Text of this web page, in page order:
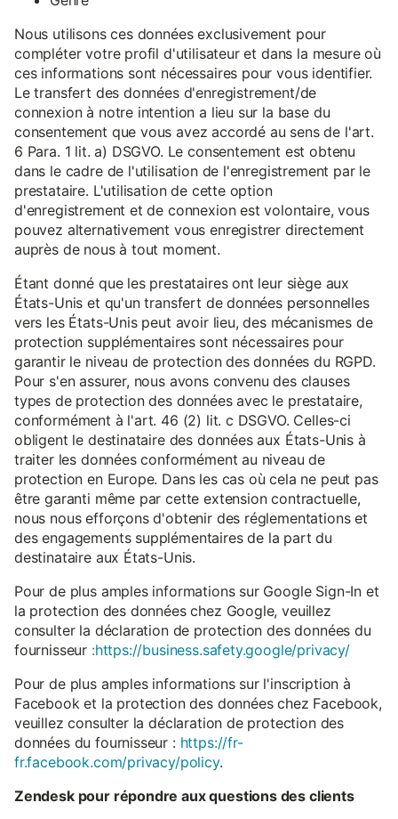
Nous utilisons ces données exclusivement pour
compléter votre profil d'utilisateur et dans la mesure où
ces informations sont nécessaires pour vous identifier.
Le transfert des données d'enregistrement/de
connexion à notre intention a lieu sur la base du
consentement que vous avez accordé au sens de l'art.
6 Para. 1 lit. a) DSGVO. Le consentement est obtenu
dans le cadre de l'utilisation de l'enregistrement par le
prestataire. L'utilisation de cette option
d'enregistrement et de connexion est volontaire, vous
pouvez alternativement vous enregistrer directement
auprès de nous à tout moment.
Étant donné que les prestataires ont leur siège aux
États-Unis et qu'un transfert de données personnelles
vers les États-Unis peut avoir lieu, des mécanismes de
protection supplémentaires sont nécessaires pour
garantir le niveau de protection des données du RGPD.
Pour s'en assurer, nous avons convenu des clauses
types de protection des données avec le prestataire,
conformément à l'art. 46 (2) lit. c DSGVO. Celles-ci
obligent le destinataire des données aux États-Unis à
traiter les données conformément au niveau de
protection en Europe. Dans les cas où cela ne peut pas
être garanti même par cette extension contractuelle,
nous nous efforçons d'obtenir des réglementations et
des engagements supplémentaires de la part du
destinataire aux États-Unis.
Pour de plus amples informations sur Google Sign-In et
la protection des données chez Google, veuillez
consulter la déclaration de protection des données du
fournisseur :https://business.safety.google/privacy/
Pour de plus amples informations sur l'inscription à
Facebook et la protection des données chez Facebook,
veuillez consulter la déclaration de protection des
données du fournisseur : https://fr-
fr.facebook.com/privacy/policy.
Zendesk pour répondre aux questions des clients